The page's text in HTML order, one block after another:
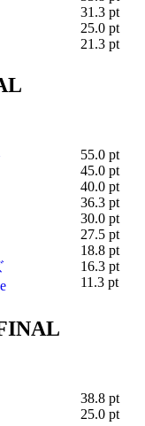
31.3 pt
25.0 pt
21.3 pt
55.0 pt
45.0 pt
40.0 pt
36.3 pt
30.0 pt
27.5 pt
18.8 pt
16.3 pt
11.3 pt
38.8 pt
25.0 pt